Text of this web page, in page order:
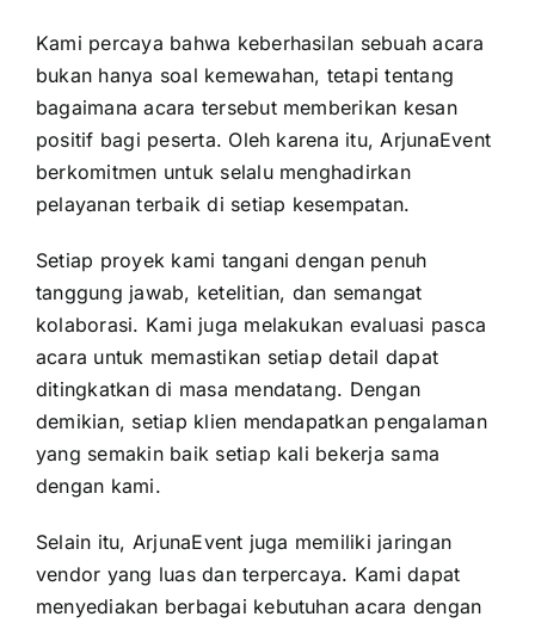
Kami percaya bahwa keberhasilan sebuah acara
bukan hanya soal kemewahan, tetapi tentang
bagaimana acara tersebut memberikan kesan
positif bagi peserta. Oleh karena itu, ArjunaEvent
berkomitmen untuk selalu menghadirkan
pelayanan terbaik di setiap kesempatan.
Setiap proyek kami tangani dengan penuh
tanggung jawab, ketelitian, dan semangat
kolaborasi. Kami juga melakukan evaluasi pasca
acara untuk memastikan setiap detail dapat
ditingkatkan di masa mendatang. Dengan
demikian, setiap klien mendapatkan pengalaman
yang semakin baik setiap kali bekerja sama
dengan kami.
Selain itu, ArjunaEvent juga memiliki jaringan
vendor yang luas dan terpercaya. Kami dapat
menyediakan berbagai kebutuhan acara dengan